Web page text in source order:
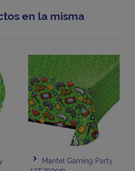
en la misma
Mantel Gaming Party